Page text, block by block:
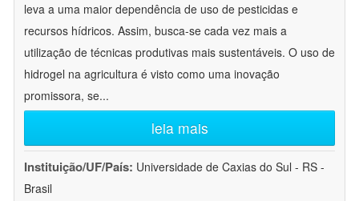
leva a uma maior dependência de uso de pesticidas e
recursos hídricos. Assim, busca-se cada vez mais a
utilização de técnicas produtivas mais sustentáveis. O uso de
hidrogel na agricultura é visto como uma inovação
promissora, se...
leia mais
Instituição/UF/País: Universidade de Caxias do Sul - RS -
Brasil